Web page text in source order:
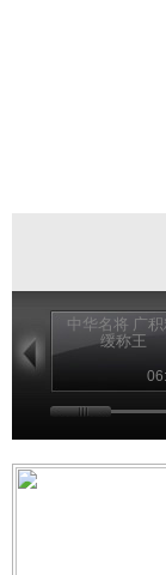
中华名将 广积
缓称王